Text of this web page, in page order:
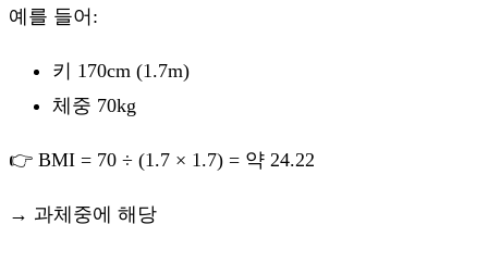
예를 들어:
키 170cm (1.7m)
체중 70kg
👉 BMI = 70 ÷ (1.7 × 1.7) = 약 24.22
→ 과체중에 해당